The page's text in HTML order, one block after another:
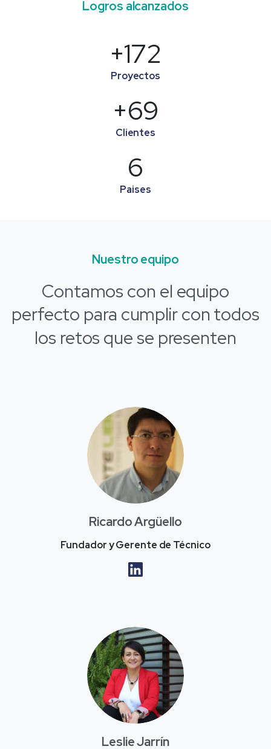
Logros alcanzados
+228
Proyectos
+91
Clientes
8
Paises
Nuestro equipo
Contamos con el equipo
perfecto para cumplircon todos
los retos quese presenten
Ricardo Argüello
Fundador y Gerente de Técnico
Leslie Jarrín